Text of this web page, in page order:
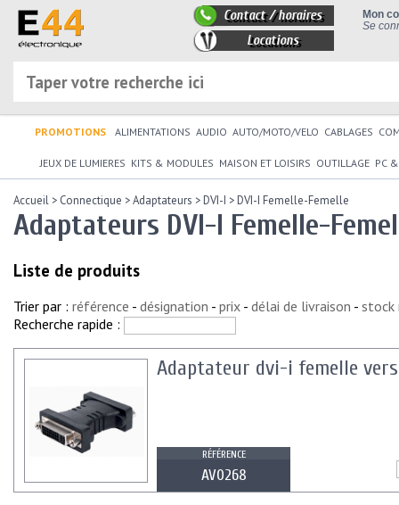
Mon
Se
Contact / horaires
Locations
PROMOTIONS ALIMENTATIONS AUDIO AUTO/MOTO/VELO CABLAGES
JEUX DE LUMIERES KITS & MODULES MAISON ET LOISIRS OUTILLAGE PC
Accueil > Connectique >Adaptateurs >DVI-I >DVI-I Femelle-Femelle
Adaptateurs DVI-I Femelle-
Liste de produits
Trier par : référence - désignation - prix - délai de livraison - stock
Recherche rapide :
Adaptateur dvi-i femelle
RÉFÉRENCE
AV0268